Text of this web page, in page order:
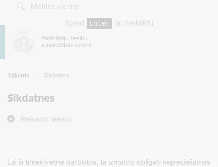
Pāriet uz lapas saturu
Spied
Enter lai meklētu
Sākums Sīkdatnes
Sīkdatnes
Atskaņot tekstu
Lai šī tīmekļvietne darbotos, tā izmanto obligāti nepieciešamās